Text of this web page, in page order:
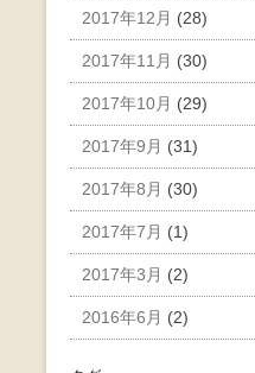
2017年12月 (28)
2017年11月 (30)
2017年10月 (29)
2017年9月 (31)
2017年8月 (30)
2017年7月 (1)
2017年3月 (2)
2016年6月 (2)